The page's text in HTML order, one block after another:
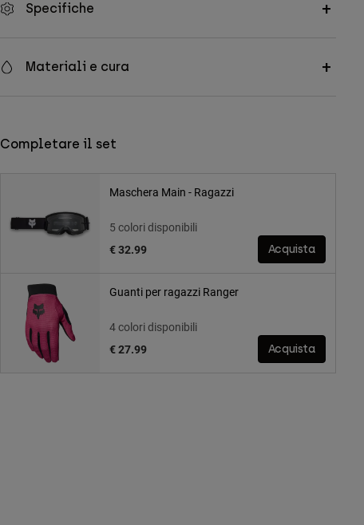
Specifiche
Materiali e cura
Completare il set
Maschera Main - Ragazzi
5 colori disponibili
€ 32.99
Acquista
Guanti per ragazzi Ranger
4 colori disponibili
€ 27.99
Acquista